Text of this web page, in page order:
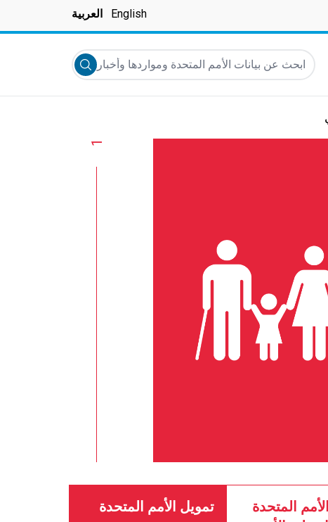
English العربية
ابحث عن بيانات الأمم المتحدة ومواردها وأخبارها والمزيد...
Submit search
1
المتحدة
تمويل الأمم المتحدة